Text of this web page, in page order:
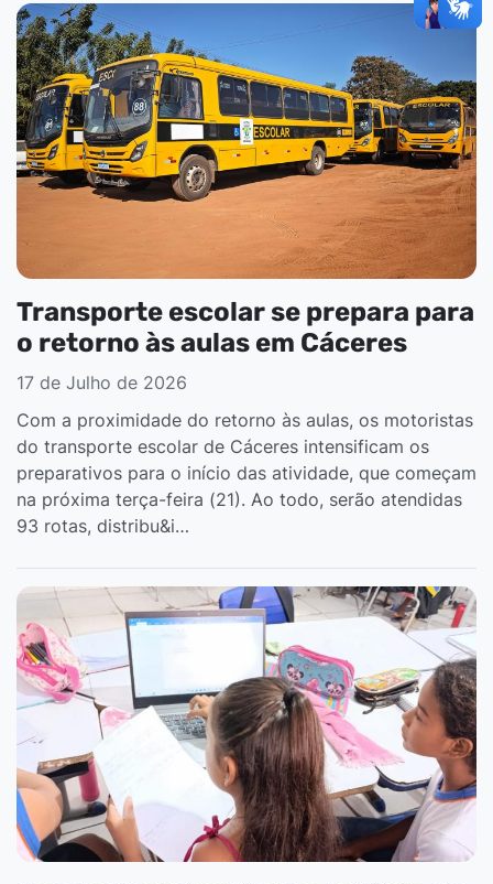
Transporte escolar se prepara para
o retorno às aulas em Cáceres
17 de Julho de 2026
Com a proximidade do retorno às aulas, os motoristas
do transporte escolar de Cáceres intensificam os
preparativos para o início das atividade, que começam
na próxima terça-feira (21). Ao todo, serão atendidas
93 rotas, distribu&i…